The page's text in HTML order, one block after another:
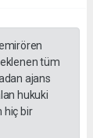
tüm
ajans
hukuki
hiç bir